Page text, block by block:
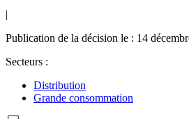
|
Publication de la décision le : 14
Secteurs :
Distribution
Grande consommation